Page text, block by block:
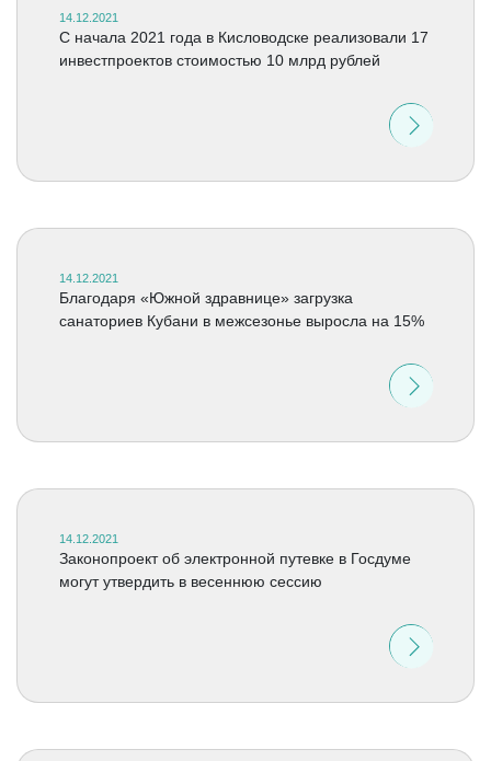
14.12.2021
C начала 2021 года в Кисловодске реализовали 17
инвестпроектов стоимостью 10 млрд рублей
14.12.2021
Благодаря «Южной здравнице» загрузка
санаториев Кубани в межсезонье выросла на 15%
14.12.2021
Законопроект об электронной путевке в Госдуме
могут утвердить в весеннюю сессию